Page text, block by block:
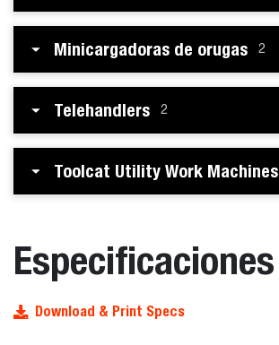
Minicargadoras de orugas 2
Telehandlers 2
Toolcat Utility Work Machines
Especificaciones
Download & Print Specs